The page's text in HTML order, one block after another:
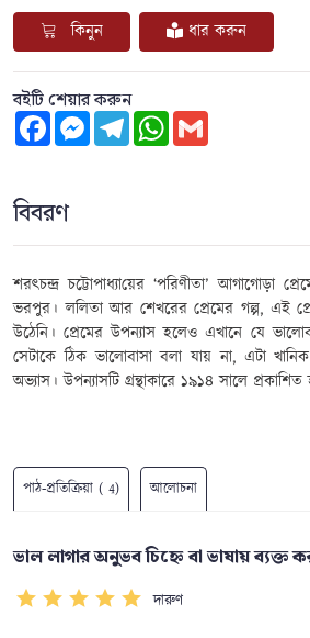
কিনুন ধার করুন
বইটি শেয়ার করুন
FacebookMessengerTelegramWhatsApp
বিবরণ
শরৎচন্দ্র চট্টোপাধ্যায়ের ‘পরিণীতা’আগাগোড়া
ভরপুর।ললিতা আর শেখরের প্রেমের গল্প, এই
উঠেনি।প্রেমের উপন্যাস হলেও এখানে যে
সেটাকে ঠিক ভালোবাসাবলা যায় না, এটা
অভ্যাস। উপন্যাসটি গ্রন্থাকারে ১৯১৪ সালে প্রকাশিত
পাঠ-প্রতিক্রিয়া ( 4) আলোচনা
ভাল লাগার অনুভব চিহ্নে বা ভাষায় ব্যক্ত
দারুণ